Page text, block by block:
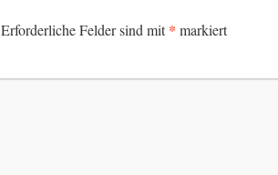
Erforderliche Felder sind mit* markiert